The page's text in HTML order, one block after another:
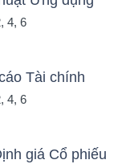
4, 6
Tài chính
4, 6
giá Cổ phiếu